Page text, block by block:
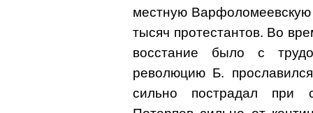
местную Варфоломеевскую
тысяч протестантов. Во
восстание было с
революцию Б.
сильно пострадал при